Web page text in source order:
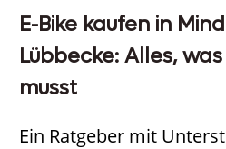
E-Bike kaufen in
Lübbecke: Alles,
musst
Ein Ratgeber mit